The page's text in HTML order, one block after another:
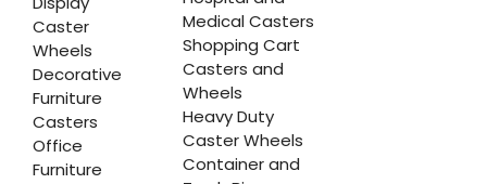
Caster
Wheels
Decorative
Furniture
Casters
Office
Furniture
Medical Casters
Shopping Cart
Casters and
Wheels
Heavy Duty
Caster Wheels
Container and